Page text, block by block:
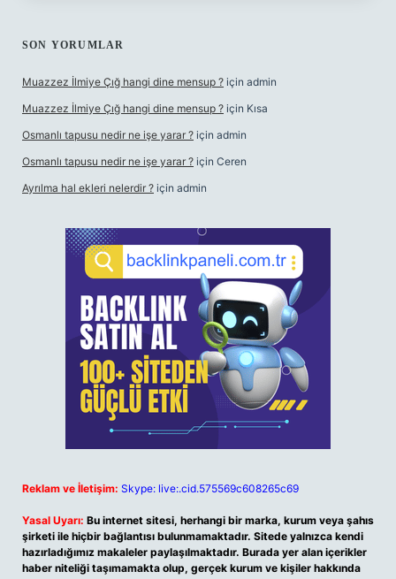
SON YORUMLAR
Muazzez İlmiye Çığ hangi dine mensup ? için admin
Muazzez İlmiye Çığ hangi dine mensup ? için Kısa
Osmanlı tapusu nedir ne işe yarar ? için admin
Osmanlı tapusu nedir ne işe yarar ? için Ceren
Ayrılma hal ekleri nelerdir ? için admin
Reklam ve İletişim: Skype: live:.cid.575569c608265c69
Yasal Uyarı: Bu internet sitesi, herhangi bir marka, kurum veya şahıs
şirketi ile hiçbir bağlantısı bulunmamaktadır. Sitede yalnızca kendi
hazırladığımız makaleler paylaşılmaktadır. Burada yer alan içerikler
haber niteliği taşımamakta olup, gerçek kurum ve kişiler hakkında